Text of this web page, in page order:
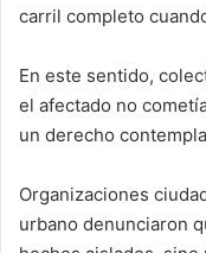
carril completo
En este sentido,
el afectado no
un derecho
Organizaciones
urbano denunciaron